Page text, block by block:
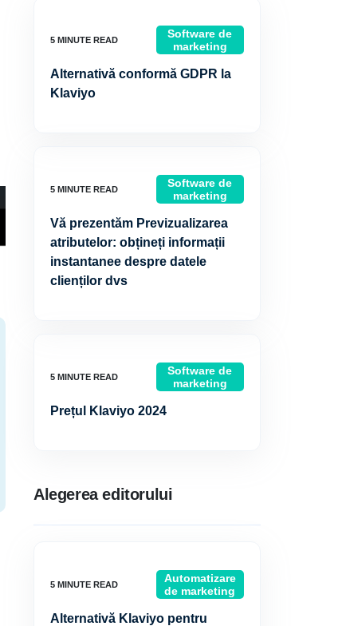
Software de
marketing
Alternativă conformă GDPR la
Klaviyo
Software de
marketing
Vă prezentăm Previzualizarea
atributelor: obțineți informații
instantanee despre datele
clienților dvs
Software de
marketing
Prețul Klaviyo 2024
Alegerea editorului
Automatizare
de marketing
Alternativă Klaviyo pentru